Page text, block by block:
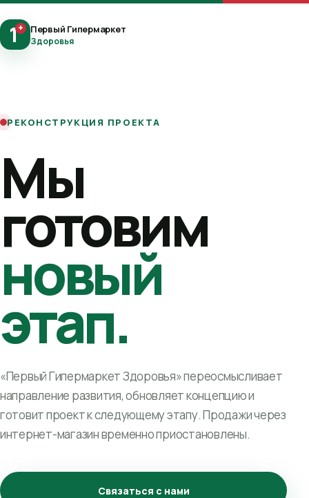
1+ Первый Гипермаркет
Здоровья
РЕКОНСТРУКЦИЯ ПРОЕКТА
Мы
готовим
новый
этап.
«Первый Гипермаркет Здоровья» переосмысливает
направление развития, обновляет концепцию и
готовит проект к следующему этапу. Продажи через
интернет-магазин временно приостановлены.
Связаться с нами